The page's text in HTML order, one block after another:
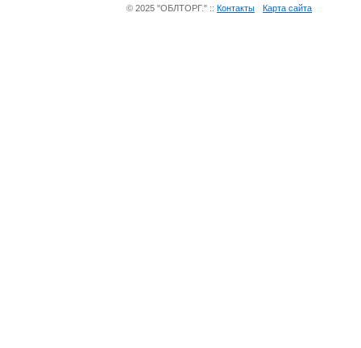
© 2025 "ОБЛТОРГ." :: Контакты Карта сайта